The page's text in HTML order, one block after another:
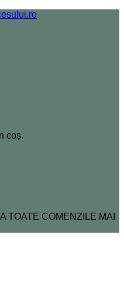
coș.
TOATE COMENZILE MAI